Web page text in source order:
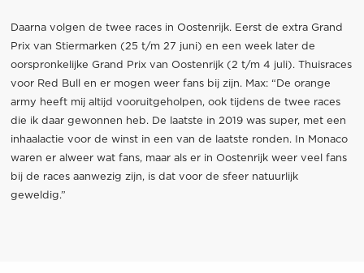
Daarna volgen de twee races in Oostenrijk. Eerst de extra Grand
Prix van Stiermarken (25 t/m 27 juni) en een week later de
oorspronkelijke Grand Prix van Oostenrijk (2 t/m 4 juli). Thuisraces
voor Red Bull en er mogen weer fans bij zijn. Max: “De orange
army heeft mij altijd vooruitgeholpen, ook tijdens de twee races
die ik daar gewonnen heb. De laatste in 2019 was super, met een
inhaalactie voor de winst in een van de laatste ronden. In Monaco
waren er alweer wat fans, maar als er in Oostenrijk weer veel fans
bij de races aanwezig zijn, is dat voor de sfeer natuurlijk
geweldig.”